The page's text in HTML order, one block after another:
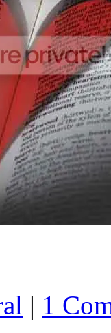
| 1